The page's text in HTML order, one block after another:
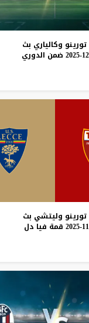
تورينو وكالياري بث
ضمن الدوري
تورينو وليتشي بث
قمة فيا دل